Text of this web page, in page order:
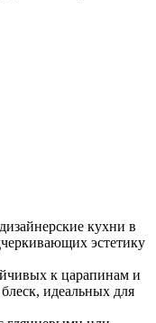
кухни в
эстетику
к царапинам и
идеальных для